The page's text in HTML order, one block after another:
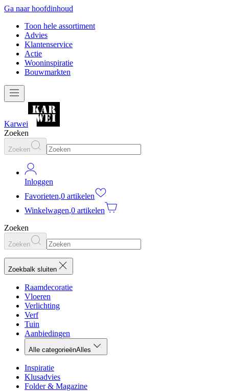
Ga naar hoofdinhoud
Toon hele assortiment
Advies
Klantenservice
Actie
Wooninspiratie
Bouwmarkten
Karwei
Zoeken
Zoeken
Inloggen
Favorieten,0 artikelen
Winkelwagen,0 artikelen
Zoeken
Zoeken
Zoekbalk sluiten
Raamdecoratie
Vloeren
Verlichting
Verf
Tuin
Aanbiedingen
Alle categorieënAlles
Inspiratie
Klusadvies
Folder & Magazine